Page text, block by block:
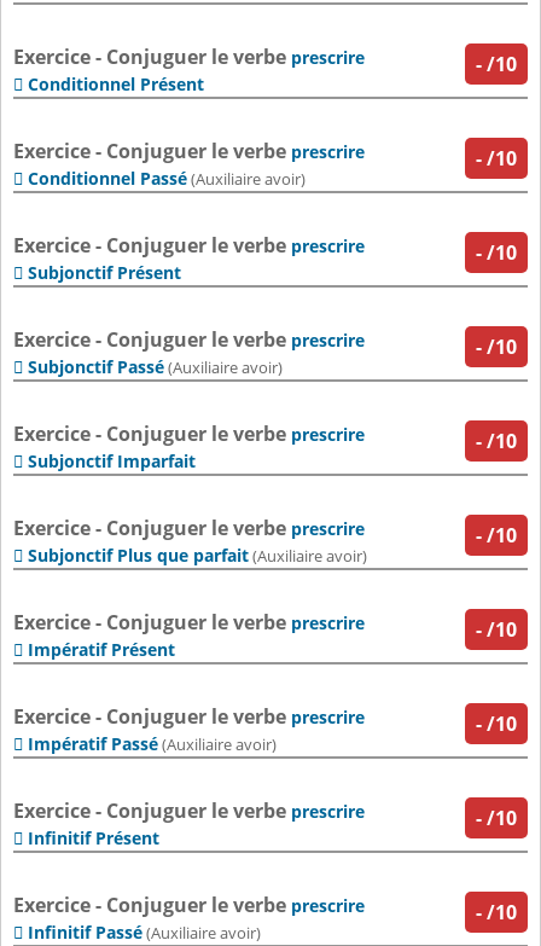
-/10
Exercice - Conjuguer le verbe prescrire
 Conditionnel Présent
-/10
Exercice - Conjuguer le verbe prescrire
 Conditionnel Passé(Auxiliaire avoir)
-/10
Exercice - Conjuguer le verbe prescrire
 Subjonctif Présent
-/10
Exercice - Conjuguer le verbe prescrire
 Subjonctif Passé(Auxiliaire avoir)
-/10
Exercice - Conjuguer le verbe prescrire
 Subjonctif Imparfait
-/10
Exercice - Conjuguer le verbe prescrire
 Subjonctif Plus que parfait(Auxiliaire avoir)
-/10
Exercice - Conjuguer le verbe prescrire
 Impératif Présent
-/10
Exercice - Conjuguer le verbe prescrire
 Impératif Passé(Auxiliaire avoir)
-/10
Exercice - Conjuguer le verbe prescrire
 Infinitif Présent
-/10
Exercice - Conjuguer le verbe prescrire
 Infinitif Passé(Auxiliaire avoir)